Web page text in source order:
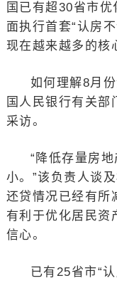
国已有超30省市
面执行首套“认房
现在越来越多的核
如何理解8月
国人民银行有关部
采访。
“降低存量房
小。”该负责人谈
还贷情况已经有所
有利于优化居民资
信心。
已有25省市“